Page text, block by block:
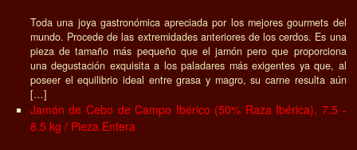
Toda una joya gastronómica apreciada por los mejores gourmets del
mundo. Procede de las extremidades anteriores de los cerdos. Es una
pieza de tamaño más pequeño que el jamón pero que proporciona
una degustación exquisita a los paladares más exigentes ya que, al
poseer el equilibrio ideal entre grasa y magro, su carne resulta aún
[…]
Jamón de Cebo de Campo Ibérico (50% Raza Ibérica), 7.5 -
8.5 kg / Pieza Entera